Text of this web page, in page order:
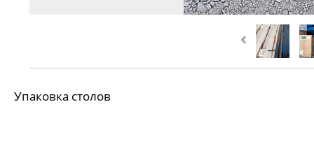
Упаковка столов